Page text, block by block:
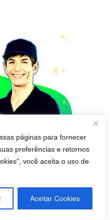
páginas para fornecer
preferências e retornos
você aceita o uso de
Aceitar Cookies
para Entregar